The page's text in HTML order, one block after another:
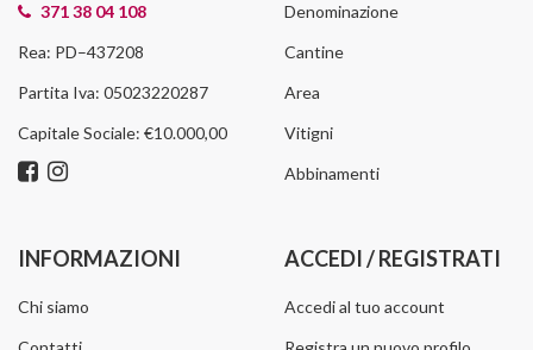
371 38 04 108
Rea: PD–437208
Partita Iva: 05023220287
Capitale Sociale: €10.000,00
Denominazione
Cantine
Area
Vitigni
Abbinamenti
INFORMAZIONI
Chi siamo
ACCEDI / REGISTRATI
Accedi al tuo account